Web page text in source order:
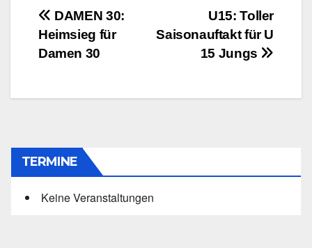
BeitragsnavigationU15: Toller
Saisonauftakt für U
15 Jungs
DAMEN 30:
Heimsieg für
Damen 30
TERMINE
Keine Veranstaltungen